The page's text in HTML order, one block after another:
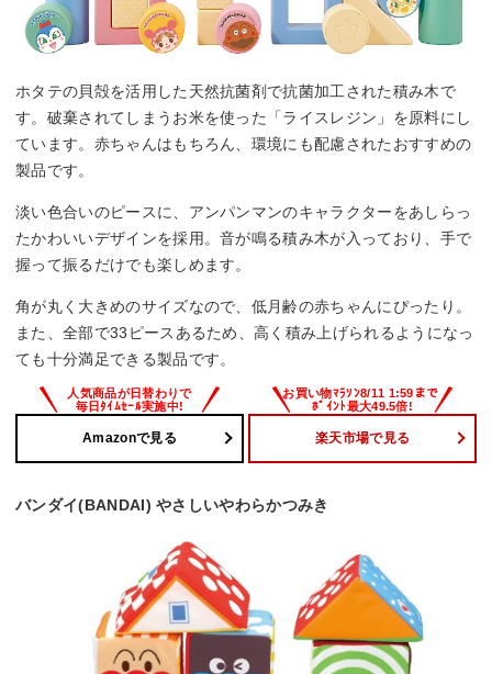
ホタテの貝殻を活用した天然抗菌剤で抗菌加工された積み木で
す。破棄されてしまうお米を使った「ライスレジン」を原料にし
ています。赤ちゃんはもちろん、環境にも配慮されたおすすめの
製品です。
淡い色合いのピースに、アンパンマンのキャラクターをあしらっ
たかわいいデザインを採用。音が鳴る積み木が入っており、手で
握って振るだけでも楽しめます。
角が丸く大きめのサイズなので、低月齢の赤ちゃんにぴったり。
また、全部で33ピースあるため、高く積み上げられるようになっ
ても十分満足できる製品です。
Amazonで見る 楽天市場で見る
バンダイ(BANDAI) やさしいやわらかつみき